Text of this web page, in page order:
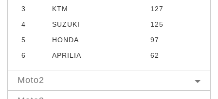
3
KTM
127
4
SUZUKI
125
5
HONDA
97
6
APRILIA 62
Moto2